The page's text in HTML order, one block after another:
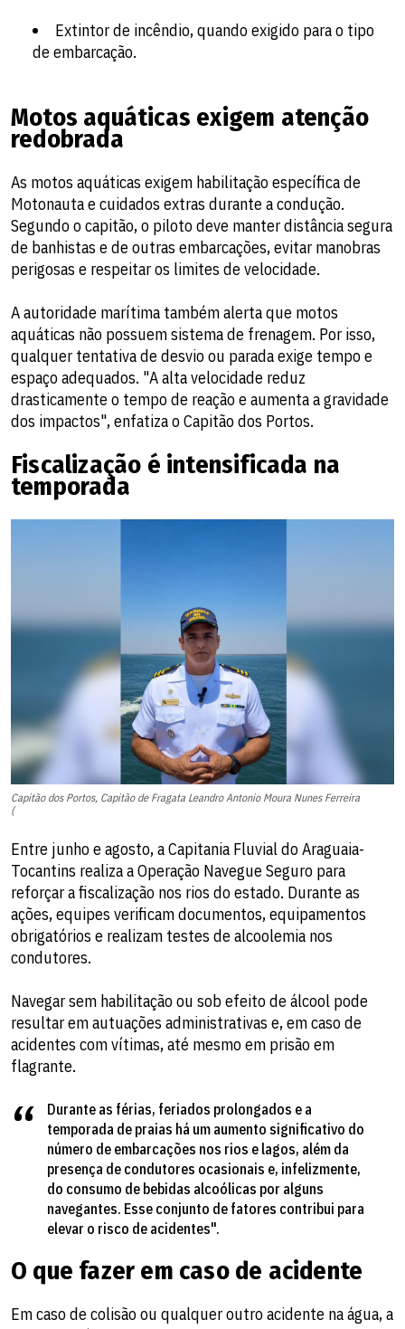
Extintor de incêndio, quando exigido para o tipo
de embarcação.
Motos aquáticas exigem atenção
redobrada
As motos aquáticas exigem habilitação específica de
Motonauta e cuidados extras durante a condução.
Segundo o capitão, o piloto deve manter distância segura
de banhistas e de outras embarcações, evitar manobras
perigosas e respeitar os limites de velocidade.
A autoridade marítima também alerta que motos
aquáticas não possuem sistema de frenagem. Por isso,
qualquer tentativa de desvio ou parada exige tempo e
espaço adequados. "A alta velocidade reduz
drasticamente o tempo de reação e aumenta a gravidade
dos impactos", enfatiza o Capitão dos Portos.
Fiscalização é intensificada na
temporada
Capitão dos Portos, Capitão de Fragata Leandro Antonio Moura Nunes Ferreira
(
Entre junho e agosto, a Capitania Fluvial do Araguaia-
Tocantins realiza a Operação Navegue Seguro para
reforçar a fiscalização nos rios do estado. Durante as
ações, equipes verificam documentos, equipamentos
obrigatórios e realizam testes de alcoolemia nos
condutores.
Navegar sem habilitação ou sob efeito de álcool pode
resultar em autuações administrativas e, em caso de
acidentes com vítimas, até mesmo em prisão em
flagrante.
Durante as férias, feriados prolongados e a
temporada de praias há um aumento significativo do
número de embarcações nos rios e lagos, além da
presença de condutores ocasionais e, infelizmente,
do consumo de bebidas alcoólicas por alguns
navegantes. Esse conjunto de fatores contribui para
elevar o risco de acidentes".
O que fazer em caso de acidente
Em caso de colisão ou qualquer outro acidente na água, a